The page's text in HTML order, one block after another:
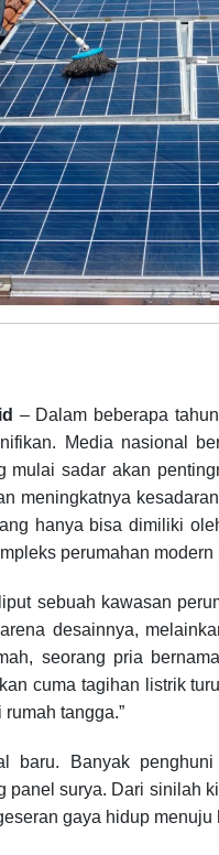
– Dalam beberapa
Media nasional
mulai sadar akan
meningkatnya
hanya bisa dimiliki
perumahan
sebuah kawasan
desainnya,
seorang pria
cuma tagihan listrik
tangga.”
baru. Banyak
panel surya. Dari sinilah
gaya hidup